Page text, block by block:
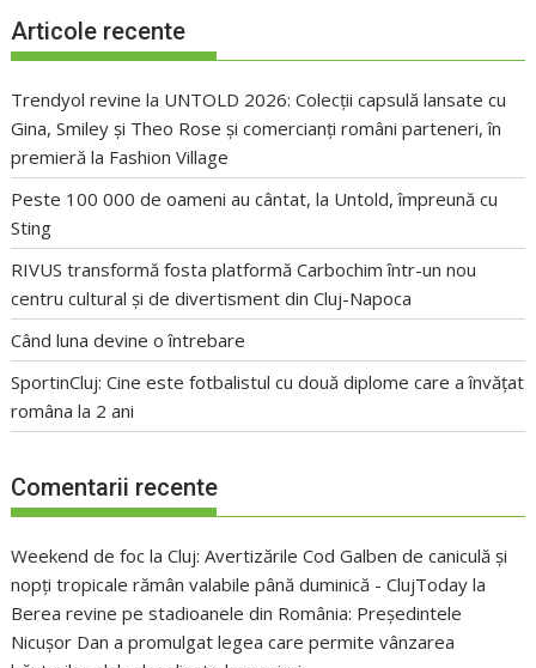
Articole recente
Trendyol revine la UNTOLD 2026: Colecții capsulă lansate cu
Gina, Smiley și Theo Rose și comercianți români parteneri, în
premieră la Fashion Village
Peste 100 000 de oameni au cântat, la Untold, împreună cu
Sting
RIVUS transformă fosta platformă Carbochim într-un nou
centru cultural și de divertisment din Cluj-Napoca
Când luna devine o întrebare
SportinCluj: Cine este fotbalistul cu două diplome care a învățat
româna la 2 ani
Comentarii recente
Weekend de foc la Cluj: Avertizările Cod Galben de caniculă și
nopți tropicale rămân valabile până duminică - ClujToday la
Berea revine pe stadioanele din România: Președintele
Nicușor Dan a promulgat legea care permite vânzarea